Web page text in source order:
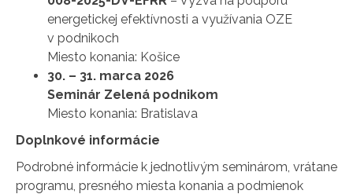
energetickej efektívnosti a využívania OZE
v podnikoch
Miesto konania: Košice
30. – 31. marca 2026
Seminár Zelená podnikom
Miesto konania: Bratislava
Doplnkové informácie
Podrobné informácie k jednotlivým seminárom, vrátane
programu, presného miesta konania a podmienok